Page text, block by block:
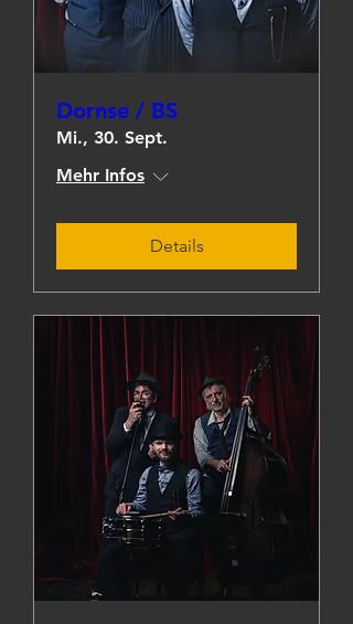
Dornse / BS
Mi., 30. Sept.
Mehr Infos
Details